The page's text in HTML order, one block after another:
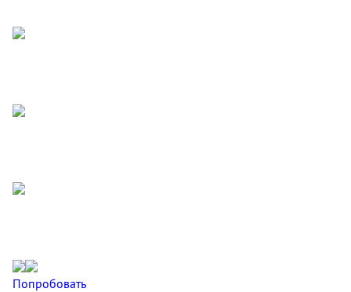
Попробовать